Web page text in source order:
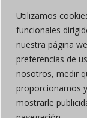
Utilizamos
funcionales
nuestra página
preferencias de
nosotros, medir
proporcionamos
mostrarle